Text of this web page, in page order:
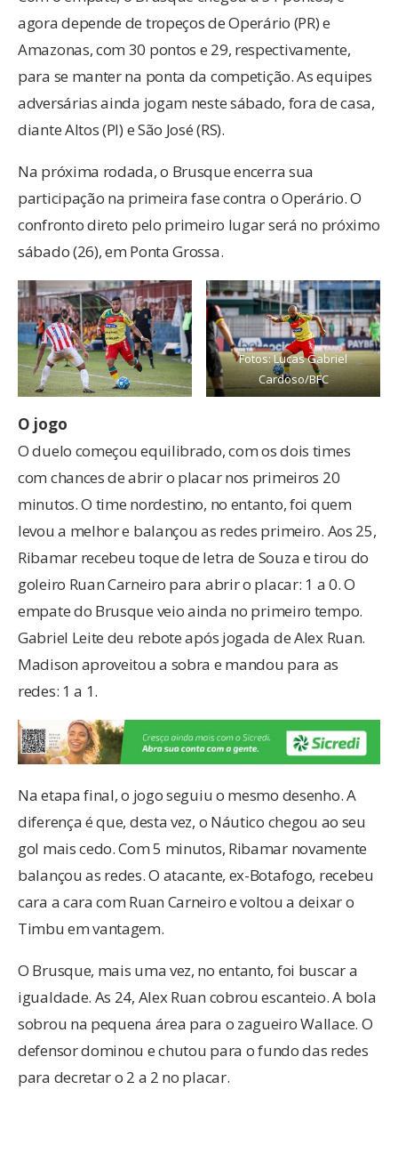
agora depende de tropeços de Operário (PR) e
Amazonas, com 30 pontos e 29, respectivamente,
para se manter na ponta da competição. As equipes
adversárias ainda jogam neste sábado, fora de casa,
diante Altos (PI) e São José (RS).
Na próxima rodada, o Brusque encerra sua
participação na primeira fase contra o Operário. O
confronto direto pelo primeiro lugar será no próximo
sábado (26), em Ponta Grossa.
Fotos: Lucas Gabriel
Cardoso/BFC
O jogo
O duelo começou equilibrado, com os dois times
com chances de abrir o placar nos primeiros 20
minutos. O time nordestino, no entanto, foi quem
levou a melhor e balançou as redes primeiro. Aos 25,
Ribamar recebeu toque de letra de Souza e tirou do
goleiro Ruan Carneiro para abrir o placar: 1 a 0. O
empate do Brusque veio ainda no primeiro tempo.
Gabriel Leite deu rebote após jogada de Alex Ruan.
Madison aproveitou a sobra e mandou para as
redes: 1 a 1.
Na etapa final, o jogo seguiu o mesmo desenho. A
diferença é que, desta vez, o Náutico chegou ao seu
gol mais cedo. Com 5 minutos, Ribamar novamente
balançou as redes. O atacante, ex-Botafogo, recebeu
cara a cara com Ruan Carneiro e voltou a deixar o
Timbu em vantagem.
O Brusque, mais uma vez, no entanto, foi buscar a
igualdade. As 24, Alex Ruan cobrou escanteio. A bola
sobrou na pequena área para o zagueiro Wallace. O
defensor dominou e chutou para o fundo das redes
para decretar o 2 a 2 no placar.